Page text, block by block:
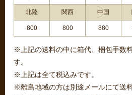
北陸 関西 中国
800 800 880
※上記の送料の中に箱代、梱包手数
す。
※上記は全て税込みです。
※離島地域の方は別途メールにて送